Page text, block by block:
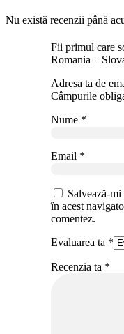
Nu există recenzii până
Fii primul care
Romania –
Adresa ta de
Câmpurile
Nume *
Email *
Salvează-
în acest
comentez.
Evaluarea ta *
Recenzia ta *